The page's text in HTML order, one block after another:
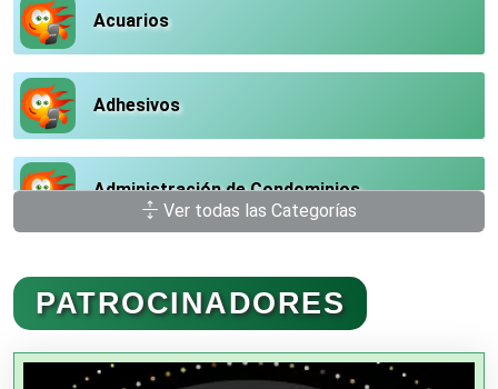
Acuarios
Adhesivos
Administración de Condominios
Administración de Empresas
Agencias Aduanales
Ver todas las Categorías
PATROCINADORES